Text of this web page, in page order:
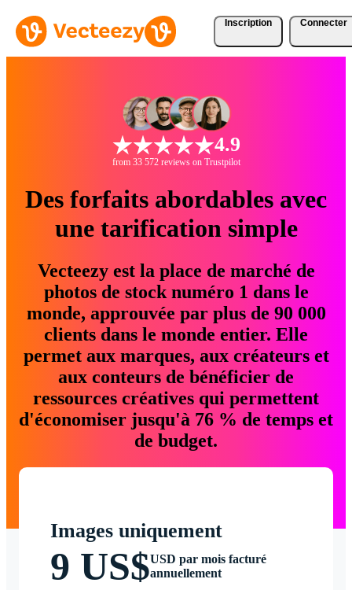
Inscription Connecter
4.9
from 33 572 reviews on Trustpilot
Des forfaits abordables avec
une tarification simple
Vecteezy est la place de marché de
photos de stock numéro 1 dans le
monde, approuvée par plus de 90 000
clients dans le monde entier. Elle
permet aux marques, aux créateurs et
aux conteurs de bénéficier de
ressources créatives qui permettent
d'économiser jusqu'à 76 % de temps et
de budget.
Images uniquement
9 US$USD par mois facturé
annuellement